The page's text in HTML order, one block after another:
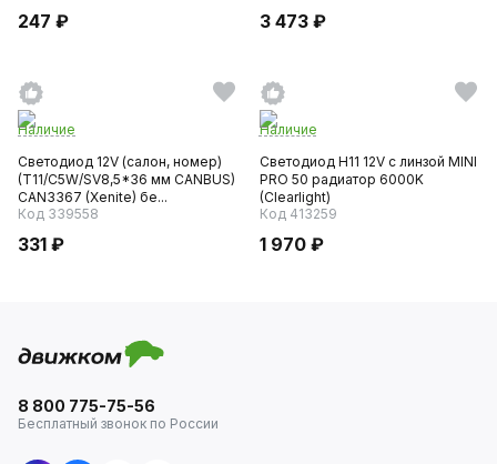
247 ₽ 3 473 ₽
Наличие
Светодиод 12V (салон, номер)
(T11/C5W/SV8,5*36 мм CANBUS)
CAN3367 (Xenite) бе...
Код 339558
331 ₽
Наличие
Светодиод H11 12V с линзой MINI
PRO 50 радиатор 6000K
(Clearlight)
Код 413259
1 970 ₽
8 800 775-75-56
Бесплатный звонок по России